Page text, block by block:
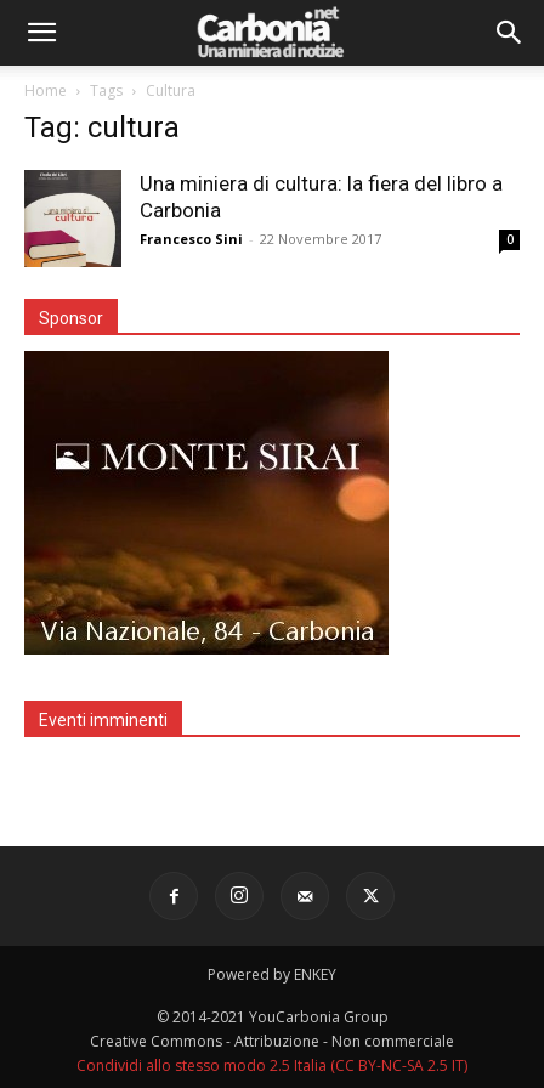
Home Tags Cultura
Tag: cultura
Una miniera di cultura: la fiera del libro a
Carbonia
Francesco Sini - 22 Novembre 2017 0
Sponsor
Eventi imminenti
Powered by ENKEY
© 2014-2021 YouCarbonia Group
Creative Commons - Attribuzione - Non commerciale
Condividi allo stesso modo 2.5 Italia (CC BY-NC-SA 2.5 IT)